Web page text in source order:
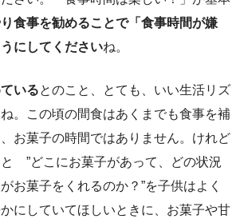
食事を勧めることで「食事時間が嫌
にしてくださいね。
いるとのこと、とても、いい生活リズ
。この頃の間食はあくまでも食事を補
お菓子の時間ではありません。けれど
”どこにお菓子があって、どの状況
お菓子をくれるのか？”を子供はよく
にしていてほしいときに、お菓子や甘